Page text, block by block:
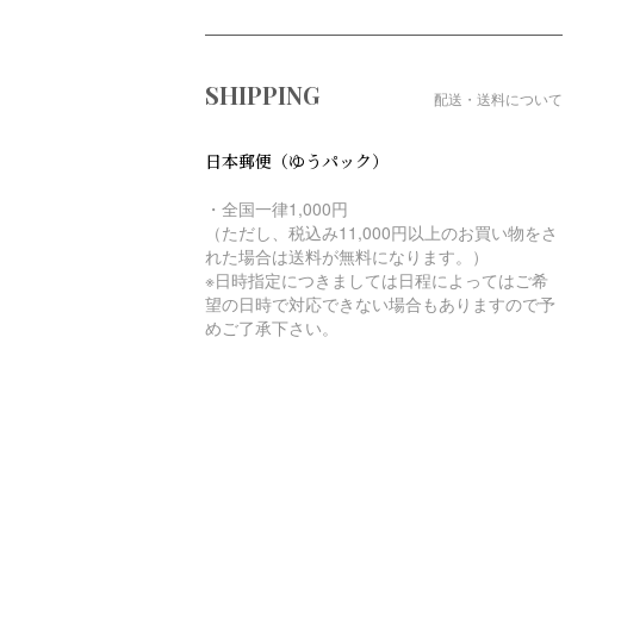
SHIPPING 配送・送料について
日本郵便（ゆうパック）
・全国一律1,000円
（ただし、税込み11,000円以上のお買い物をさ
れた場合は送料が無料になります。）
※日時指定につきましては日程によってはご希
望の日時で対応できない場合もありますので予
めご了承下さい。